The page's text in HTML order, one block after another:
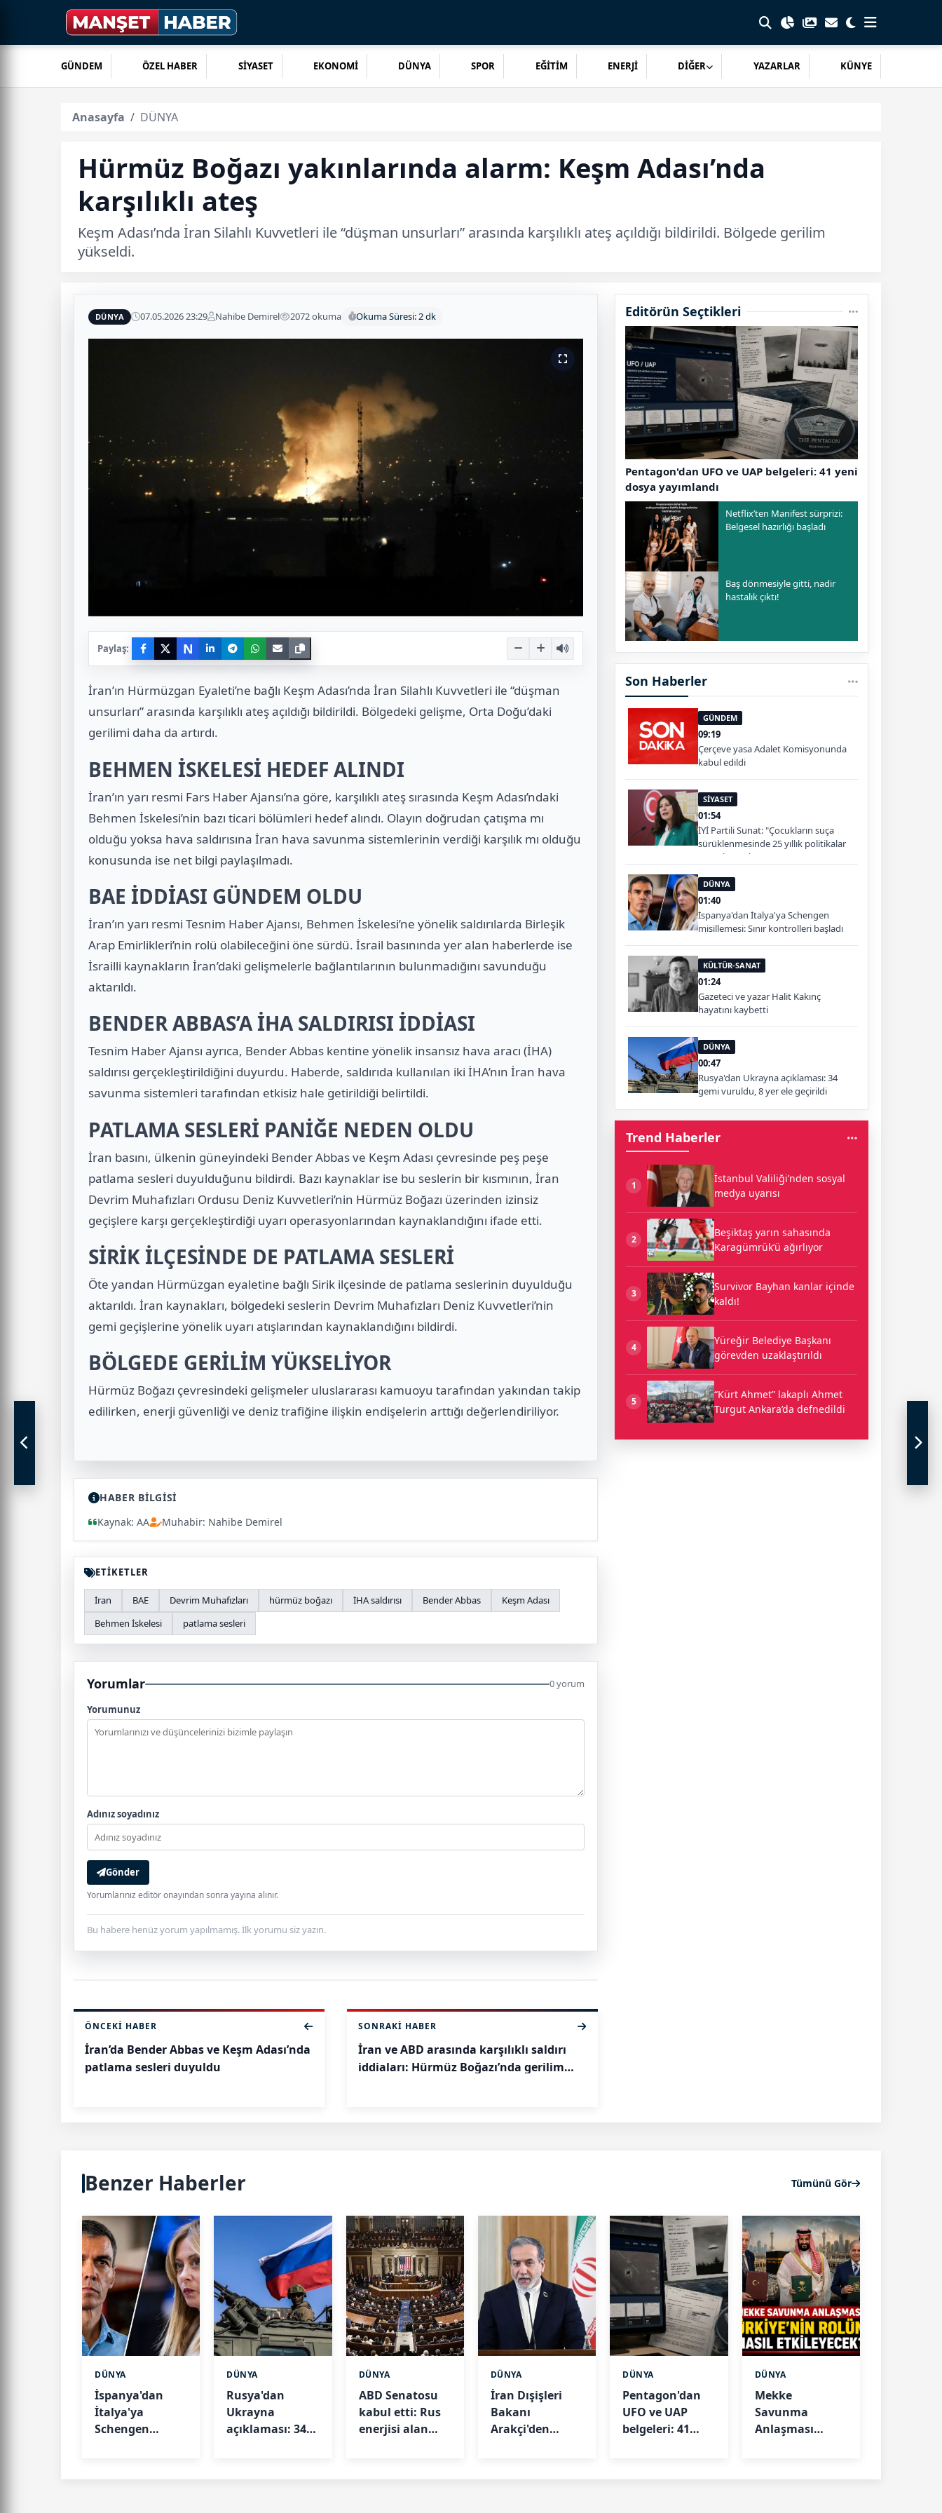
GÜNDEM ÖZEL HABER SİYASET EKONOMİ DÜNYA SPOR EĞİTİM ENERJİ DİĞER YAZARLAR KÜNYE
Anasayfa DÜNYA
Hürmüz Boğazı yakınlarında alarm: Keşm Adası’nda
karşılıklı ateş
Keşm Adası’nda İran Silahlı Kuvvetleri ile “düşman unsurları” arasında karşılıklı ateş açıldığı bildirildi. Bölgede gerilim
yükseldi.
DÜNYA 07.05.2026 23:29 Nahibe Demirel 2072 okuma Okuma Süresi: 2 dk
Paylaş: N
İran’ın Hürmüzgan Eyaleti’ne bağlı Keşm Adası’nda İran Silahlı Kuvvetleri ile “düşman
unsurları” arasında karşılıklı ateş açıldığı bildirildi. Bölgedeki gelişme, Orta Doğu’daki
gerilimi daha da artırdı.
BEHMEN İSKELESİ HEDEF ALINDI
İran’ın yarı resmi Fars Haber Ajansı’na göre, karşılıklı ateş sırasında Keşm Adası’ndaki
Behmen İskelesi’nin bazı ticari bölümleri hedef alındı. Olayın doğrudan çatışma mı
olduğu yoksa hava saldırısına İran hava savunma sistemlerinin verdiği karşılık mı olduğu
konusunda ise net bilgi paylaşılmadı.
BAE İDDİASI GÜNDEM OLDU
İran’ın yarı resmi Tesnim Haber Ajansı, Behmen İskelesi’ne yönelik saldırılarda Birleşik
Arap Emirlikleri’nin rolü olabileceğini öne sürdü. İsrail basınında yer alan haberlerde ise
İsrailli kaynakların İran’daki gelişmelerle bağlantılarının bulunmadığını savunduğu
aktarıldı.
BENDER ABBAS’A İHA SALDIRISI İDDİASI
Tesnim Haber Ajansı ayrıca, Bender Abbas kentine yönelik insansız hava aracı (İHA)
saldırısı gerçekleştirildiğini duyurdu. Haberde, saldırıda kullanılan iki İHA’nın İran hava
savunma sistemleri tarafından etkisiz hale getirildiği belirtildi.
PATLAMA SESLERİ PANİĞE NEDEN OLDU
İran basını, ülkenin güneyindeki Bender Abbas ve Keşm Adası çevresinde peş peşe
patlama sesleri duyulduğunu bildirdi. Bazı kaynaklar ise bu seslerin bir kısmının, İran
Devrim Muhafızları Ordusu Deniz Kuvvetleri’nin Hürmüz Boğazı üzerinden izinsiz
geçişlere karşı gerçekleştirdiği uyarı operasyonlarından kaynaklandığını ifade etti.
SİRİK İLÇESİNDE DE PATLAMA SESLERİ
Öte yandan Hürmüzgan eyaletine bağlı Sirik ilçesinde de patlama seslerinin duyulduğu
aktarıldı. İran kaynakları, bölgedeki seslerin Devrim Muhafızları Deniz Kuvvetleri’nin
gemi geçişlerine yönelik uyarı atışlarından kaynaklandığını bildirdi.
BÖLGEDE GERİLİM YÜKSELİYOR
Hürmüz Boğazı çevresindeki gelişmeler uluslararası kamuoyu tarafından yakından takip
edilirken, enerji güvenliği ve deniz trafiğine ilişkin endişelerin arttığı değerlendiriliyor.
HABER BİLGİSİ
Kaynak: AA
Muhabir: Nahibe Demirel
ETİKETLER
İran BAE Devrim Muhafızları hürmüz boğazı İHA saldırısı Bender Abbas
Keşm Adası
Behmen İskelesi
patlama sesleri
Yorumlar 0 yorum
Yorumunuz
Adınız soyadınız
Gönder
Yorumlarınız editör onayından sonra yayına alınır.
Bu habere henüz yorum yapılmamış. İlk yorumu siz yazın.
ÖNCEKI HABER
İran’da Bender Abbas ve Keşm Adası’nda
patlama sesleri duyuldu
SONRAKI HABER
İran ve ABD arasında karşılıklı saldırı
iddiaları: Hürmüz Boğazı’nda gerilim
Editörün Seçtikleri
Pentagon'dan UFO ve UAP belgeleri: 41 yeni
dosya yayımlandı
Netflix’ten Manifest sürprizi:
Belgesel hazırlığı başladı
Baş dönmesiyle gitti, nadir
hastalık çıktı!
Son Haberler
GÜNDEM
09:19
Çerçeve yasa Adalet Komisyonunda
kabul edildi
SİYASET
01:54
İYİ Partili Sunat: "Çocukların suça
sürüklenmesinde 25 yıllık politikalar
sorgulanmalı"
DÜNYA
01:40
İspanya'dan İtalya'ya Schengen
misillemesi: Sınır kontrolleri başladı
KÜLTÜR-SANAT
01:24
Gazeteci ve yazar Halit Kakınç
hayatını kaybetti
DÜNYA
00:47
Rusya'dan Ukrayna açıklaması: 34
gemi vuruldu, 8 yer ele geçirildi
Trend Haberler
1
İstanbul Valiliği’nden sosyal
medya uyarısı
2
Beşiktaş yarın sahasında
Karagümrük’ü ağırlıyor
3
Survivor Bayhan kanlar içinde
kaldı!
4
Yüreğir Belediye Başkanı
görevden uzaklaştırıldı
5
“Kürt Ahmet” lakaplı Ahmet
Turgut Ankara’da defnedildi
Benzer Haberler Tümünü Gör
DÜNYA
İspanya'dan
İtalya'ya
Schengen
DÜNYA
Rusya'dan
Ukrayna
açıklaması: 34
DÜNYA
ABD Senatosu
kabul etti: Rus
enerjisi alan
DÜNYA
İran Dışişleri
Bakanı
Arakçi'den
DÜNYA
Pentagon'dan
UFO ve UAP
belgeleri: 41
DÜNYA
Mekke
Savunma
Anlaşması